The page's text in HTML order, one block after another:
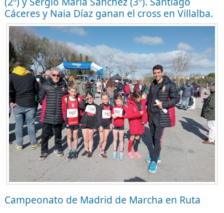
Cáceres y Naia Díaz ganan el cross en Villalba.
Campeonato de Madrid de Marcha en Ruta